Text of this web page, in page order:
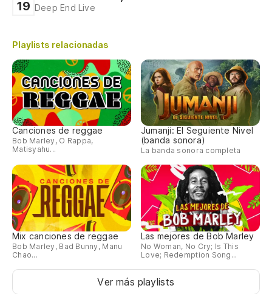
19 Deep End Live
Playlists relacionadas
Canciones de reggae
Bob Marley, O Rappa,
Matisyahu...
Jumanji: El Seguiente Nivel
(banda sonora)
La banda sonora completa
Mix canciones de reggae
Bob Marley, Bad Bunny, Manu
Chao...
Las mejores de Bob Marley
No Woman, No Cry; Is This
Love; Redemption Song...
Ver más playlists